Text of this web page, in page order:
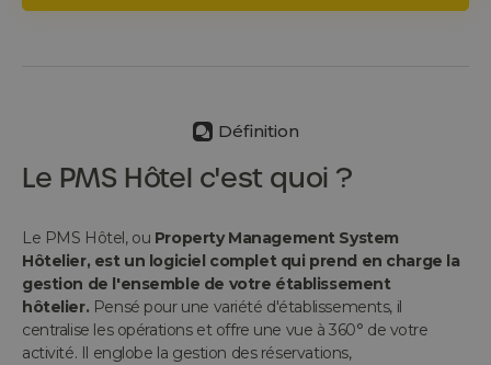
Définition
Le PMS Hôtel c'est quoi ?
Le PMS Hôtel, ou Property Management System
Hôtelier, est un logiciel complet qui prend en charge la
gestion de l'ensemble de votre établissement
hôtelier. Pensé pour une variété d'établissements, il
centralise les opérations et offre une vue à 360° de votre
activité. Il englobe la gestion des réservations,